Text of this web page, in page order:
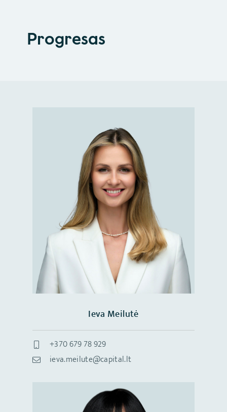
Progresas
Ieva Meilutė
+370 679 78 929
ieva.meilute@capital.lt